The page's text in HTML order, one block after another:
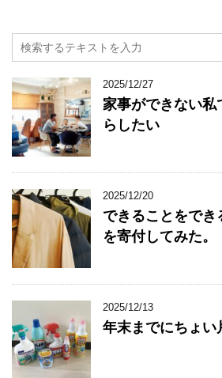
2025/12/27
家事ができない私
らしたい
2025/12/20
できることをで
を寄付してみた。
2025/12/13
年末までにちょい